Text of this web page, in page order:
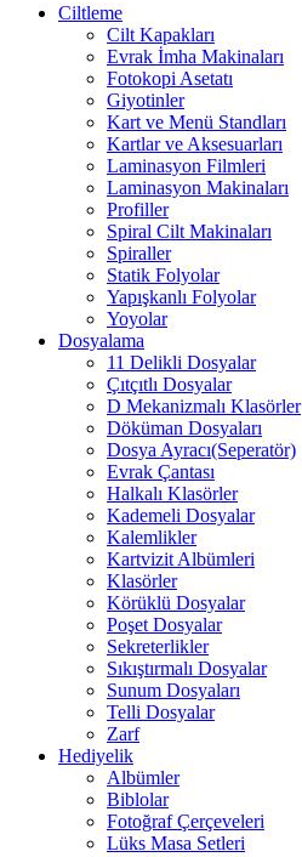
Ciltleme
Cilt Kapakları
Evrak İmha Makinaları
Fotokopi Asetatı
Giyotinler
Kart ve Menü Standları
Kartlar ve Aksesuarları
Laminasyon Filmleri
Laminasyon Makinaları
Profiller
Spiral Cilt Makinaları
Spiraller
Statik Folyolar
Yapışkanlı Folyolar
Yoyolar
Dosyalama
11 Delikli Dosyalar
Çıtçıtlı Dosyalar
D Mekanizmalı Klasörler
Döküman Dosyaları
Dosya Ayracı(Seperatör)
Evrak Çantası
Halkalı Klasörler
Kademeli Dosyalar
Kalemlikler
Kartvizit Albümleri
Klasörler
Körüklü Dosyalar
Poşet Dosyalar
Sekreterlikler
Sıkıştırmalı Dosyalar
Sunum Dosyaları
Telli Dosyalar
Zarf
Hediyelik
Albümler
Biblolar
Fotoğraf Çerçeveleri
Lüks Masa Setleri